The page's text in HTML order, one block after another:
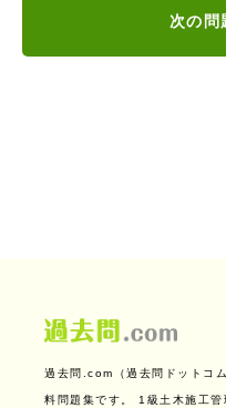
次の問
過去問.com（過去問ドットコ
料問題集です。 1級土木施工管